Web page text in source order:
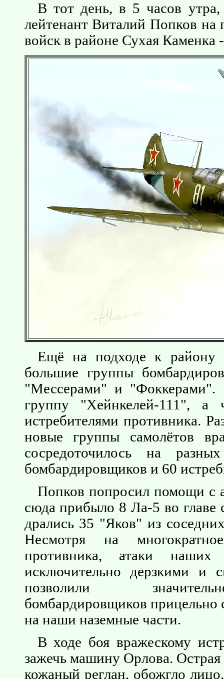
В тот день, в 5 часов
лейтенант Виталий Попков
войск в районе Сухая Каменка
Ещё на подходе к району
большие группы
"Мессерами" и "Фоккерами".
группу "Хейнкелей-111",
истребителями противника.
новые группы самолётов
сосредоточилось на
бомбардировщиков и 60
Попков попросил помощи с
сюда прибыло 8 Ла-5 во
дрались 35 "Яков" из
Несмотря на
противника, атаки наших
исключительно дерзкими и
позволили
бомбардировщиков прицельно
на наши наземные части.
В ходе боя вражескому
зажечь машину Орлова. Острая
кожаный реглан, обожгло